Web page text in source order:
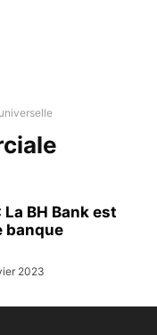
BH Bank est
banque
2023